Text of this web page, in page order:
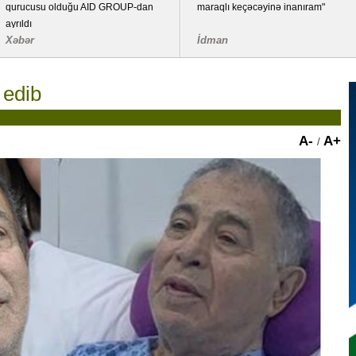
dan
maraqlı keçəcəyinə inanıram"
növləri üzrə
A- / A+